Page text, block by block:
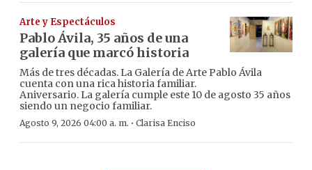
Arte y Espectáculos
Pablo Ávila, 35 años de una
galería que marcó historia
Más de tres décadas. La Galería de Arte Pablo Ávila
cuenta con una rica historia familiar.
Aniversario. La galería cumple este 10 de agosto 35 años
siendo un negocio familiar.
Agosto 9, 2026 04:00 a. m. · Clarisa Enciso